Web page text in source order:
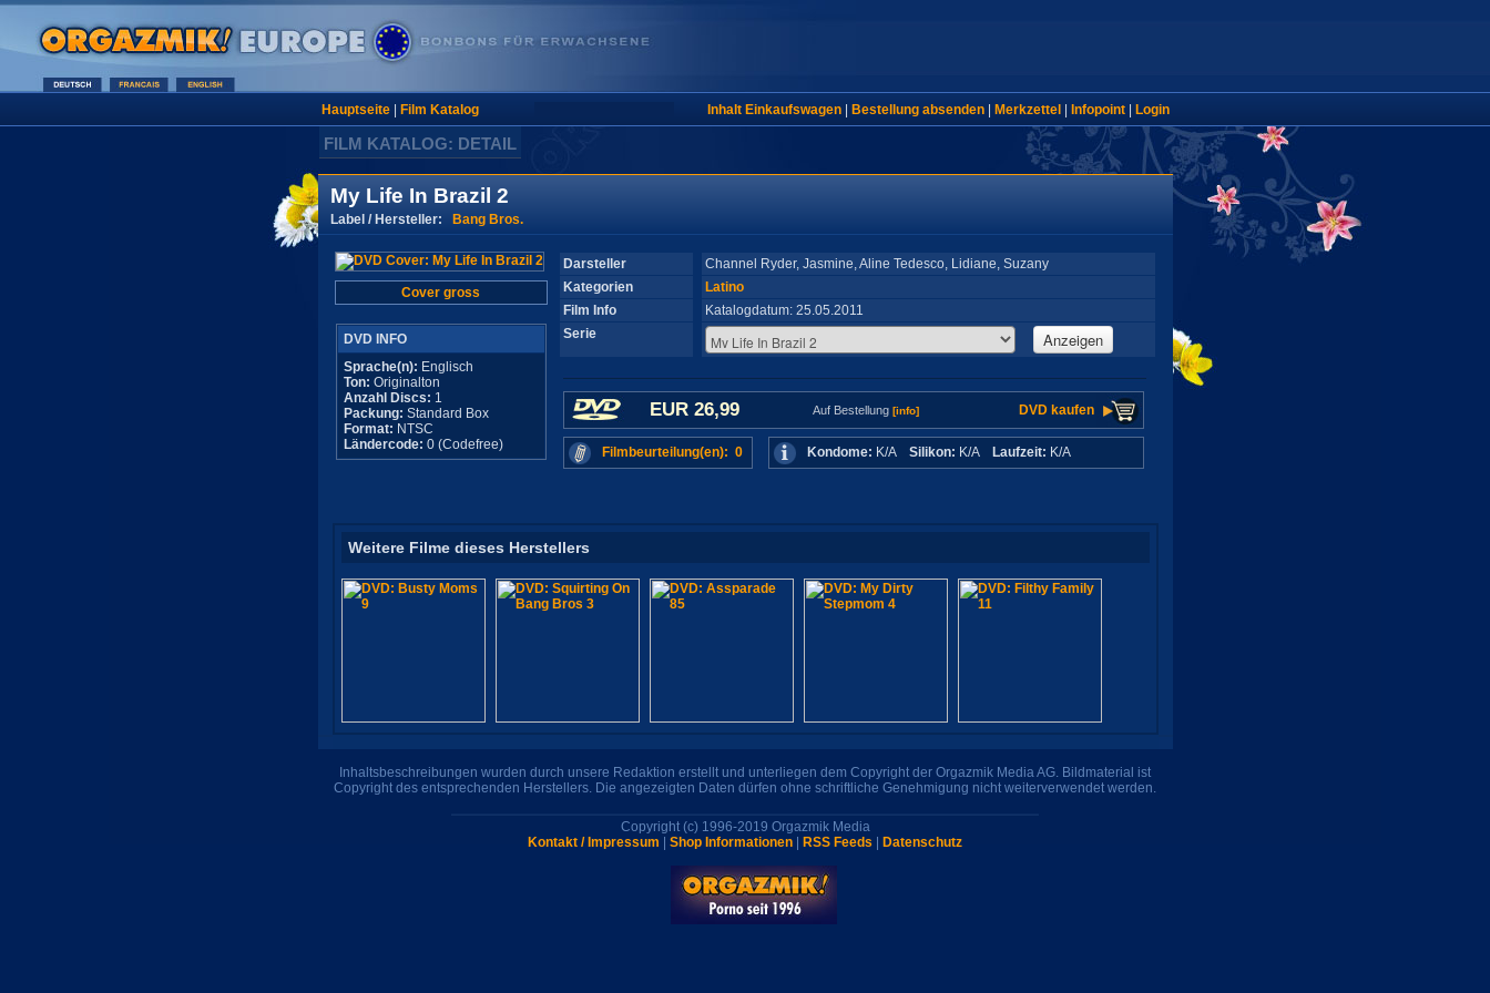
Hauptseite| Film Katalog Inhalt Einkaufswagen| Bestellung absenden| Merkzettel Infopoint| Login
FILM KATALOG: DETAIL
My Life In Brazil 2
Label / Hersteller: Bang Bros.
Cover gross
DVD INFO
Sprache(n): Englisch
Ton: Originalton
Anzahl Discs: 1
Packung: Standard Box
Format: NTSC
Ländercode: 0 (Codefree)
Darsteller
Channel Ryder, Jasmine, Aline Tedesco, Lidiane, Suzany
Kategorien
Latino
Film Info
Katalogdatum: 25.05.2011
Serie
Anzeigen
EUR 26,99 Auf Bestellung [info] DVD kaufen
Filmbeurteilung(en): 0 Kondome: K/A Silikon: K/A Laufzeit: K/A
Weitere Filme dieses Herstellers
Inhaltsbeschreibungen wurden durch unsere Redaktion erstellt und unterliegen dem Copyright der Orgazmik Media AG. Bildmaterial ist
Copyright des entsprechenden Herstellers. Die angezeigten Daten dürfen ohne schriftliche Genehmigung nicht weiterverwendet werden.
Copyright (c) 1996-2019 Orgazmik Media
Kontakt / Impressum
Shop Informationen RSS Feeds Datenschutz